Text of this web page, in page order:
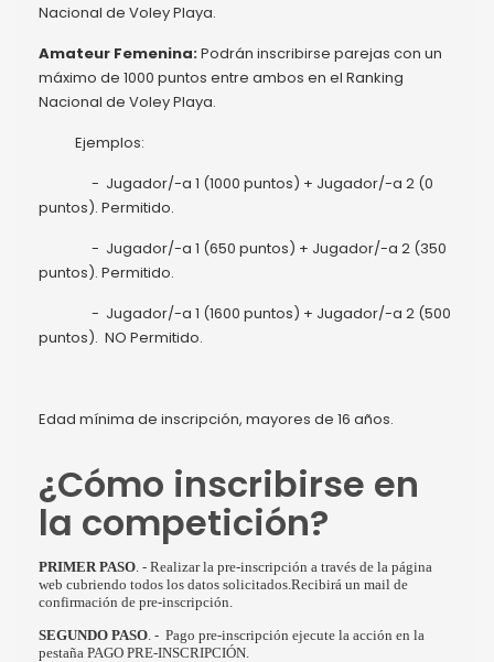
Nacional de Voley Playa.
Amateur Femenina:Podrán inscribirse parejas con un
máximo de 1000 puntos entre ambos en el Ranking
Nacional de Voley Playa.
Ejemplos:
- Jugador/-a 1 (1000 puntos) + Jugador/-a 2 (0
puntos). Permitido.
- Jugador/-a 1 (650 puntos) + Jugador/-a 2 (350
puntos). Permitido.
- Jugador/-a 1 (1600 puntos) + Jugador/-a 2 (500
puntos). NO Permitido.
Edad mínima de inscripción, mayores de 16 años.
¿Cómo inscribirse en
la competición?
PRIMER PASO . - Realizar la pre-inscripción a través de la página
web cubriendo todos los datos solicitados.Recibirá un mail de
confirmación de pre-inscripción.
SEGUNDO PASO . - Pago pre-inscripción ejecute la acción en la
pestaña PAGO PRE-INSCRIPCIÓN.